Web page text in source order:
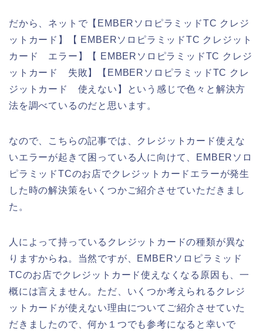
だから、ネットで【EMBERソロピラミッドTC クレジ
ットカード】【 EMBERソロピラミッドTC クレジット
カード エラー】【 EMBERソロピラミッドTC クレジ
ットカード 失敗】【EMBERソロピラミッドTC クレ
ジットカード 使えない】という感じで色々と解決方
法を調べているのだと思います。
なので、こちらの記事では、クレジットカード使えな
いエラーが起きて困っている人に向けて、EMBERソロ
ピラミッドTCのお店でクレジットカードエラーが発生
した時の解決策をいくつかご紹介させていただきまし
た。
人によって持っているクレジットカードの種類が異な
りますからね。当然ですが、EMBERソロピラミッド
TCのお店でクレジットカード使えなくなる原因も、一
概には言えません。ただ、いくつか考えられるクレジ
ットカードが使えない理由についてご紹介させていた
だきましたので、何か１つでも参考になると幸いで